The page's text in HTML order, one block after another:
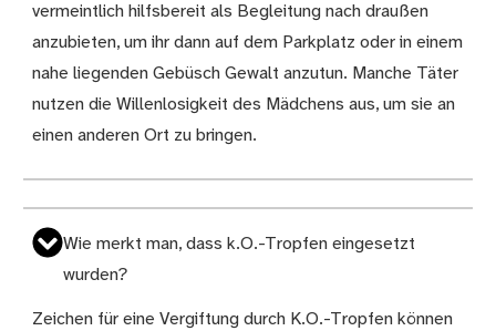
vermeintlich hilfsbereit als Begleitung nach draußen
anzubieten, um ihr dann auf dem Parkplatz oder in einem
nahe liegenden Gebüsch Gewalt anzutun. Manche Täter
nutzen die Willenlosigkeit des Mädchens aus, um sie an
einen anderen Ort zu bringen.
Wie merkt man, dass k.O.-Tropfen eingesetzt
wurden?
Zeichen für eine Vergiftung durch K.O.-Tropfen können